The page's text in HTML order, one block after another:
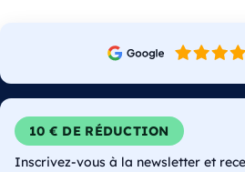
10 € DE RÉDUCTION
Inscrivez-vous à la newsletter et